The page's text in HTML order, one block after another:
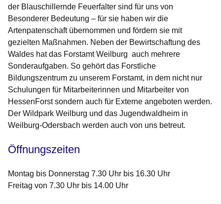
der Blauschillernde Feuerfalter sind für uns von
Besonderer Bedeutung – für sie haben wir die
Artenpatenschaft übernommen und fördern sie mit
gezielten Maßnahmen. Neben der Bewirtschaftung des
Waldes hat das Forstamt Weilburg auch mehrere
Sonderaufgaben. So gehört das Forstliche
Bildungszentrum zu unserem Forstamt, in dem nicht nur
Schulungen für Mitarbeiterinnen und Mitarbeiter von
HessenForst sondern auch für Externe angeboten werden.
Der Wildpark Weilburg und das Jugendwaldheim in
Weilburg-Odersbach werden auch von uns betreut.
Öffnungszeiten
Montag bis Donnerstag 7.30 Uhr bis 16.30 Uhr
Freitag von 7.30 Uhr bis 14.00 Uhr